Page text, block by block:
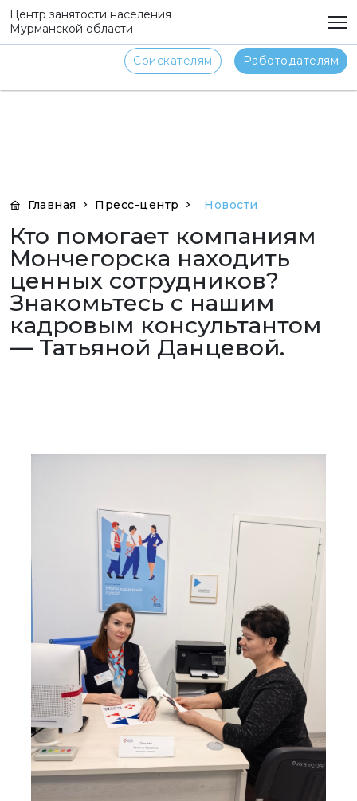
png
Центр занятости населения
Мурманской области
Соискателям Работодателям
Главная Пресс-центр Новости
Кто помогает компаниям
Мончегорска находить
ценных сотрудников?
Знакомьтесь с нашим
кадровым консультантом
— Татьяной Данцевой.